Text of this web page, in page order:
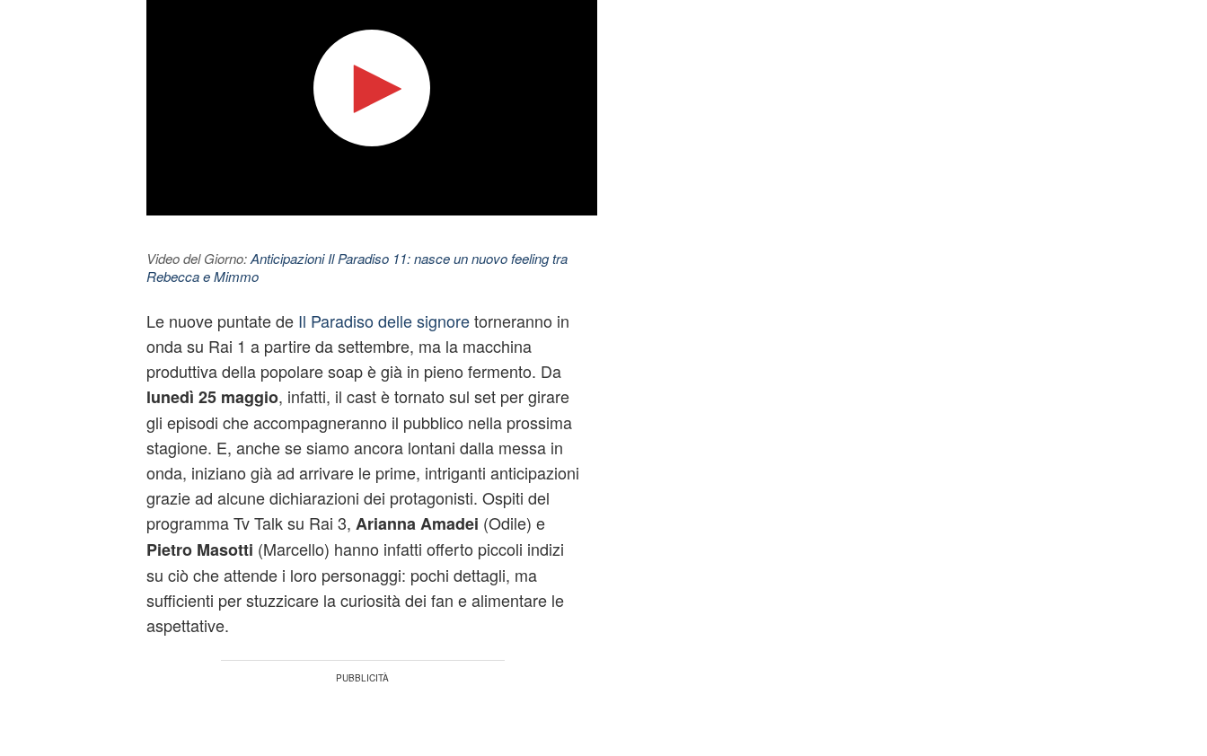
Video del Giorno:Anticipazioni Il Paradiso 11: nasce un nuovo feeling tra
Rebecca e Mimmo
Le nuove puntate deIl Paradiso delle signoretorneranno in
onda su Rai 1 a partire da settembre, ma la macchina
produttiva della popolare soap è già in pieno fermento. Da
lunedì 25 maggio, infatti, il cast è tornato sul set per girare
gli episodi che accompagneranno il pubblico nella prossima
stagione. E, anche se siamo ancora lontani dalla messa in
onda, iniziano già ad arrivare le prime, intriganti anticipazioni
grazie ad alcune dichiarazioni dei protagonisti. Ospiti del
programma Tv Talk su Rai 3, Arianna Amadei (Odile) e
Pietro Masotti (Marcello) hanno infatti offerto piccoli indizi
su ciò che attende i loro personaggi: pochi dettagli, ma
sufficienti per stuzzicare la curiosità dei fan e alimentare le
aspettative.